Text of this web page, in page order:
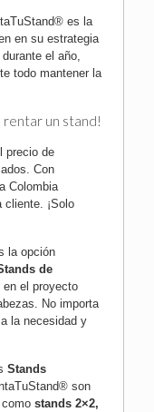
es la
en su estrategia
el año,
todo mantener la
rentar un stand!
precio de
Con
Colombia
cliente. ¡Solo
la opción
de
el proyecto
No importa
la necesidad y
Stands
son
stands 2×2,